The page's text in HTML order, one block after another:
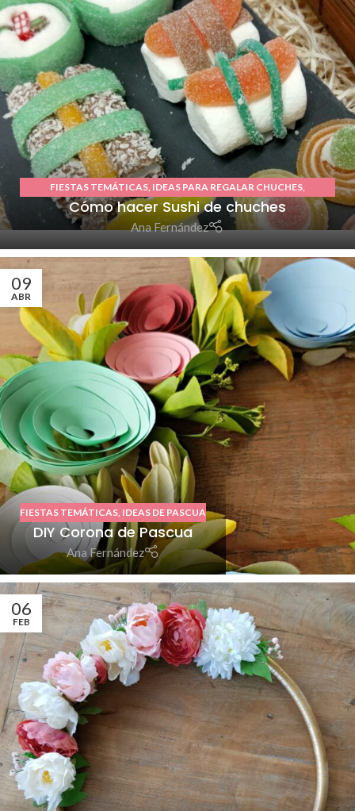
FIESTAS TEMÁTICAS IDEAS PARA REGALAR CHUCHES
TUTORIALES O DIY
Cómo hacer Sushi de chuches
Ana Fernández
09
ABR
FIESTAS TEMÁTICAS IDEAS DE PASCUA
DIY Corona de Pascua
Ana Fernández
06
FEB